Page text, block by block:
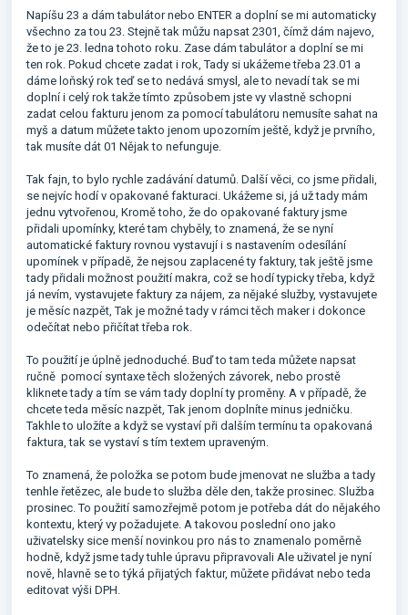
Napíšu 23 a dám tabulátor nebo ENTER a doplní se mi automaticky
všechno za tou 23. Stejně tak můžu napsat 2301, čímž dám najevo,
že to je 23. ledna tohoto roku. Zase dám tabulátor a doplní se mi
ten rok. Pokud chcete zadat i rok, Tady si ukážeme třeba 23.01 a
dáme loňský rok teď se to nedává smysl, ale to nevadí tak se mi
doplní i celý rok takže tímto způsobem jste vy vlastně schopni
zadat celou fakturu jenom za pomocí tabulátoru nemusíte sahat na
myš a datum můžete takto jenom upozorním ještě, když je prvního,
tak musíte dát 01 Nějak to nefunguje.
Tak fajn, to bylo rychle zadávání datumů. Další věci, co jsme přidali,
se nejvíc hodí v opakované fakturaci. Ukážeme si, já už tady mám
jednu vytvořenou, Kromě toho, že do opakované faktury jsme
přidali upomínky, které tam chyběly, to znamená, že se nyní
automatické faktury rovnou vystavují i s nastavením odesílání
upomínek v případě, že nejsou zaplacené ty faktury, tak ještě jsme
tady přidali možnost použití makra, což se hodí typicky třeba, když
já nevím, vystavujete faktury za nájem, za nějaké služby, vystavujete
je měsíc nazpět, Tak je možné tady v rámci těch maker i dokonce
odečítat nebo přičítat třeba rok.
To použití je úplně jednoduché. Buď to tam teda můžete napsat
ručně pomocí syntaxe těch složených závorek, nebo prostě
kliknete tady a tím se vám tady doplní ty proměny. A v případě, že
chcete teda měsíc nazpět, Tak jenom doplníte minus jedničku.
Takhle to uložíte a když se vystaví při dalším termínu ta opakovaná
faktura, tak se vystaví s tím textem upraveným.
To znamená, že položka se potom bude jmenovat ne služba a tady
tenhle řetězec, ale bude to služba děle den, takže prosinec. Služba
prosinec. To použití samozřejmě potom je potřeba dát do nějakého
kontextu, který vy požadujete. A takovou poslední ono jako
uživatelsky sice menší novinkou pro nás to znamenalo poměrně
hodně, když jsme tady tuhle úpravu připravovali Ale uživatel je nyní
nově, hlavně se to týká přijatých faktur, můžete přidávat nebo teda
editovat výši DPH.